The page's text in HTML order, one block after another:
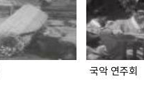
국악 연주회